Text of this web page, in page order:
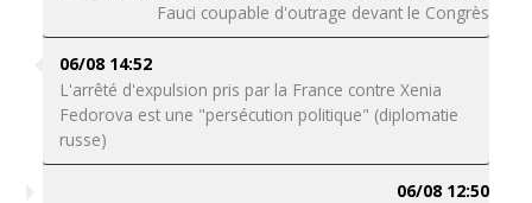
Fauci coupable d'outrage devant le Congrès
06/08 14:52
L'arrêté d'expulsion pris par la France contre Xenia
Fedorova est une "persécution politique" (diplomatie
russe)
06/08 12:50